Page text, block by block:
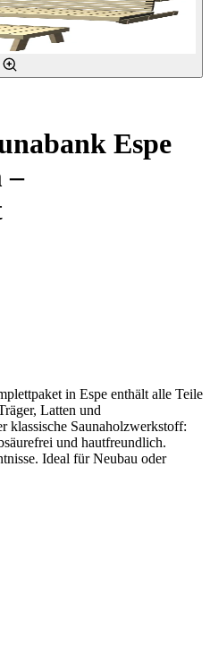
Espe
–
in Espe enthält alle Teile
Latten und
klassische Saunaholzwerkstoff:
und hautfreundlich.
Ideal für Neubau oder